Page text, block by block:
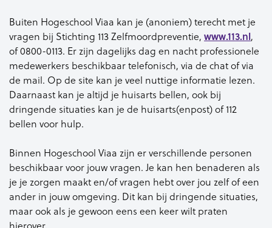
Buiten Hogeschool Viaa kan je (anoniem) terecht met je
vragen bij Stichting 113 Zelfmoordpreventie, www.113.nl,
of 0800-0113. Er zijn dagelijks dag en nacht professionele
medewerkers beschikbaar telefonisch, via de chat of via
de mail. Op de site kan je veel nuttige informatie lezen.
Daarnaast kan je altijd je huisarts bellen, ook bij
dringende situaties kan je de huisarts(enpost) of 112
bellen voor hulp.
Binnen Hogeschool Viaa zijn er verschillende personen
beschikbaar voor jouw vragen. Je kan hen benaderen als
je je zorgen maakt en/of vragen hebt over jou zelf of een
ander in jouw omgeving. Dit kan bij dringende situaties,
maar ook als je gewoon eens een keer wilt praten